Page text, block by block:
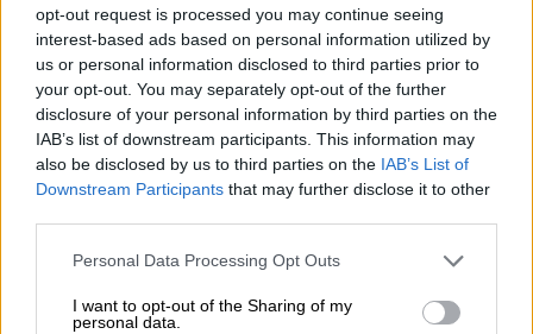
opt-out request is processed you may continue seeing
interest-based ads based on personal information utilized by
us or personal information disclosed to third parties prior to
your opt-out. You may separately opt-out of the further
disclosure of your personal information by third parties on the
IAB’s list of downstream participants. This information may
also be disclosed by us to third parties on the IAB’s List of
Downstream Participants that may further disclose it to other
Please note that this website/app uses one or more Google
not limited to your visit or usage behaviour. You may click to
grant or deny consent to Google and its third-party tags to
Personal Data Processing Opt Outs
I want to opt-out of the Sharing of my
personal data.
ΔΙΑΒΑΣΤΕ ΕΠΙΣΗΣ
Ελλάδα|18.02.2022 16:19
Εικόνες από διασωθέντες σε σωσίβια
λέμβο του Euroferry Olympia
Ελλάδα|18.02.2022 15:24
Φωτιά στο Euroferry Olympia:
οδηγών